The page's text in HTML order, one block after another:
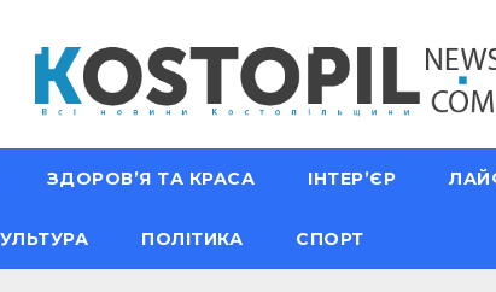
ЗДОРОВ’Я ТА КРАСА ІНТЕР’ЄР
ПОЛІТИКА СПОРТ